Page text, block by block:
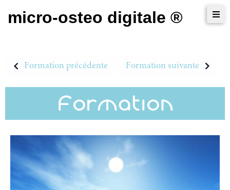
micro-osteo digitale ®
Formation précédente Formation suivante
Formation